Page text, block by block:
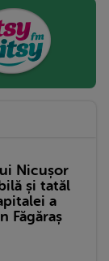
Nicușor
și tatăl
a
Făgăraș